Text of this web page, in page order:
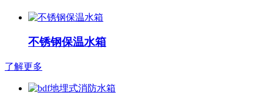
不锈钢保温水箱
了解更多